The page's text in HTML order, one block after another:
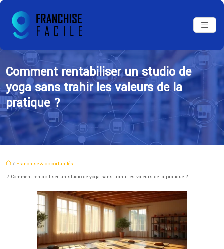
Comment rentabiliser un studio de
yoga sans trahir les valeurs de la
pratique ?
/ Franchise & opportunités
/ Comment rentabiliser un studio de yoga sans trahir les valeurs de la pratique ?